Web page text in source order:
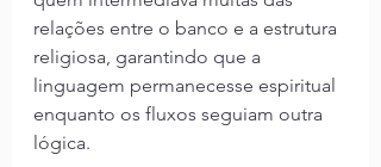
relações entre o banco e a estrutura
religiosa, garantindo que a
linguagem permanecesse espiritual
enquanto os fluxos seguiam outra
lógica.